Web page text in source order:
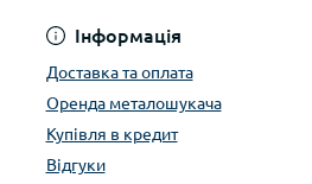
Інформація
Доставка та оплата
Оренда металошукача
Купівля в кредит
Відгуки